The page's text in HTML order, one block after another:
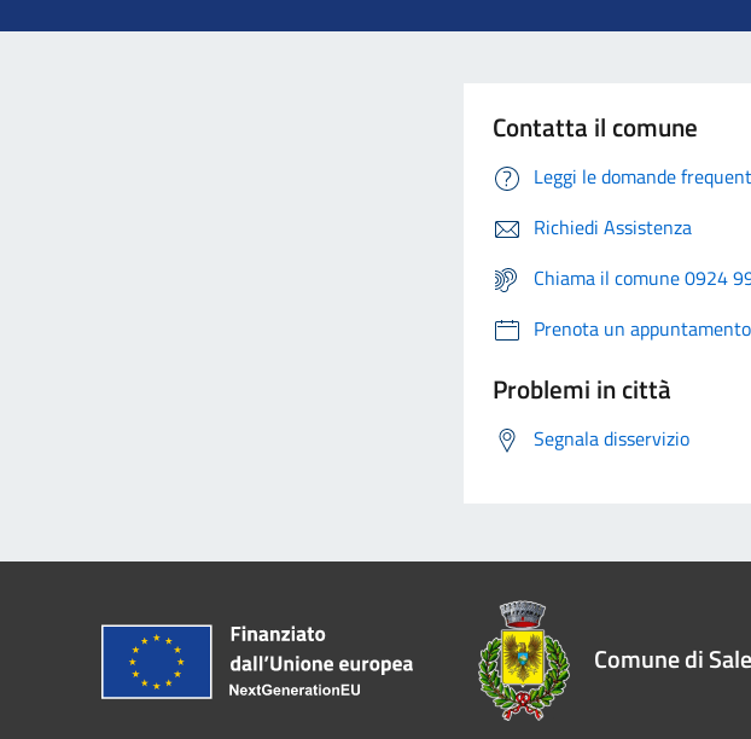
Contatta il comune
Leggi le domande
Richiedi Assistenza
Chiama il comune 0924
Prenota un appuntamento
Problemi in città
Segnala disservizio
Comune di